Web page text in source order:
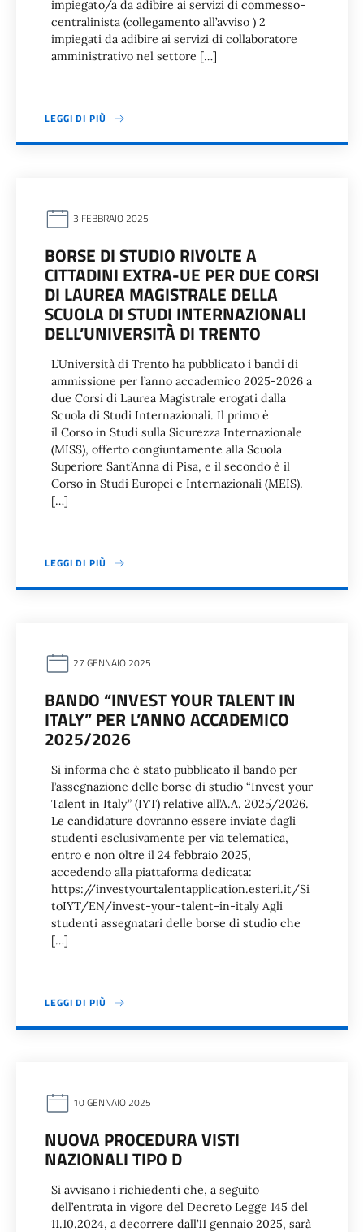
impiegato/a da adibire ai servizi di commesso-
centralinista (collegamento all’avviso ) 2
impiegati da adibire ai servizi di collaboratore
amministrativo nel settore […]
LEGGI DI PIÙ
3 FEBBRAIO 2025
BORSE DI STUDIO RIVOLTE A
CITTADINI EXTRA-UE PER DUE CORSI
DI LAUREA MAGISTRALE DELLA
SCUOLA DI STUDI INTERNAZIONALI
DELL’UNIVERSITÀ DI TRENTO
L’Università di Trento ha pubblicato i bandi di
ammissione per l’anno accademico 2025-2026 a
due Corsi di Laurea Magistrale erogati dalla
Scuola di Studi Internazionali. Il primo è
il Corso in Studi sulla Sicurezza Internazionale
(MISS), offerto congiuntamente alla Scuola
Superiore Sant’Anna di Pisa, e il secondo è il
Corso in Studi Europei e Internazionali (MEIS).
[…]
LEGGI DI PIÙ
27 GENNAIO 2025
BANDO “INVEST YOUR TALENT IN
ITALY” PER L’ANNO ACCADEMICO
2025/2026
Si informa che è stato pubblicato il bando per
l’assegnazione delle borse di studio “Invest your
Talent in Italy” (IYT) relative all’A.A. 2025/2026.
Le candidature dovranno essere inviate dagli
studenti esclusivamente per via telematica,
entro e non oltre il 24 febbraio 2025,
accedendo alla piattaforma dedicata:
https://investyourtalentapplication.esteri.it/Si
toIYT/EN/invest-your-talent-in-italy Agli
studenti assegnatari delle borse di studio che
[…]
LEGGI DI PIÙ
10 GENNAIO 2025
NUOVA PROCEDURA VISTI
NAZIONALI TIPO D
Si avvisano i richiedenti che, a seguito
dell’entrata in vigore del Decreto Legge 145 del
11.10.2024, a decorrere dall’11 gennaio 2025, sarà